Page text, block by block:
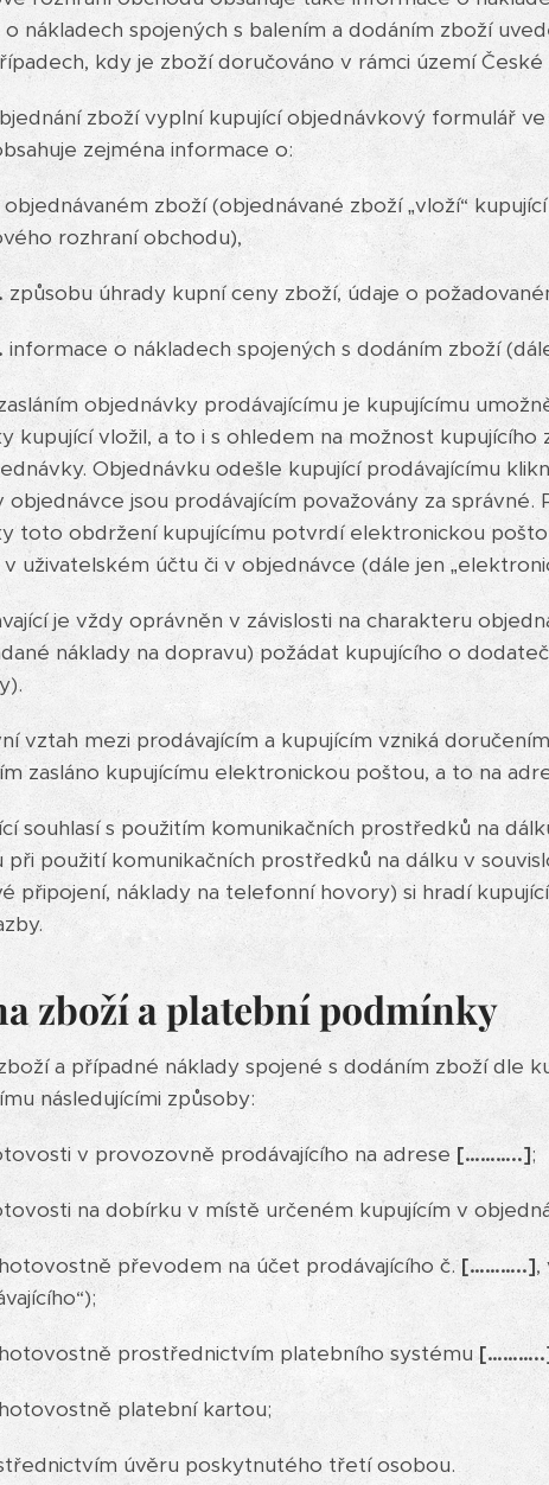
nákladech spojených s balením a dodáním zboží
kdy je zboží doručováno v rámci území České
zboží vyplní kupující objednávkový formulář
zejména informace o:
objednávaném zboží (objednávané zboží „vloží“
rozhraní obchodu),
způsobu úhrady kupní ceny zboží, údaje o
informace o nákladech spojených s dodáním zboží
objednávky prodávajícímu je kupujícímu
kupující vložil, a to i s ohledem na možnost
Objednávku odešle kupující prodávajícímu
objednávce jsou prodávajícím považovány za
toto obdržení kupujícímu potvrdí elektronickou
uživatelském účtu či v objednávce (dále jen
je vždy oprávněn v závislosti na charakteru
náklady na dopravu) požádat kupujícího o
vztah mezi prodávajícím a kupujícím vzniká
zasláno kupujícímu elektronickou poštou, a to na
souhlasí s použitím komunikačních prostředků na
při použití komunikačních prostředků na dálku v
připojení, náklady na telefonní hovory) si hradí
zboží a platební podmínky
a případné náklady spojené s dodáním zboží dle
následujícími způsoby:
v provozovně prodávajícího na adrese [………..];
na dobírku v místě určeném kupujícím v
převodem na účet prodávajícího č.[………..],
prostřednictvím platebního systému
platební kartou;
úvěru poskytnutého třetí osobou.